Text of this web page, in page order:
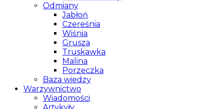
Odmiany
Jabłoń
Czereśnia
Wiśnia
Grusza
Truskawka
Malina
Porzeczka
Baza wiedzy
Warzywnictwo
Wiadomości
Artykyły